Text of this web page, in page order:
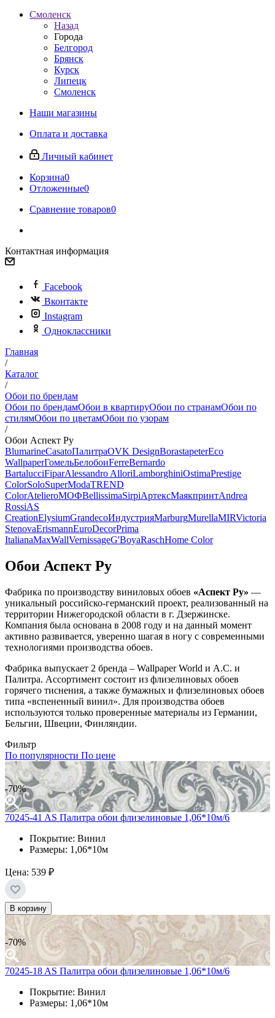
Смоленск
Назад
Города
Белгород
Брянск
Курск
Липецк
Смоленск
Наши магазины
Оплата и доставка
Личный кабинет
Корзина0
Отложенные0
Сравнение товаров0
Контактная информация
Facebook
Вконтакте
Instagram
Одноклассники
Главная
/
Каталог
/
Обои по брендам
Обои по брендамОбои в квартируОбои по странамОбои по
стилямОбои по цветамОбои по узорам
/
Обои Аспект Ру
BlumarineCasatoПалитраOVK DesignBorastapeterEco
WallpaperГомельБелобоиFerreBernardo
BartalucciFiparAlessandro AlloriLamborghiniOstimaPrestige
ColorSoloSuperModaTREND
ColorAtelieroМОФBellissimaSirpiАртексМаякпринтAndrea
RossiAS
CreationElysiumGrandecoИндустрияMarburgMurellaMIRVictoria
StenovaErismannEuroDecorPrima
ItalianaMaxWallVernissageG'BoyaRaschHome Color
Обои Аспект Ру
Фабрика по производству виниловых обоев «Аспект Ру» —
уникальный российско-германский проект, реализованный на
территории Нижегородской области в г. Дзержинске.
Компания была основана в 2008 году и на данный момент
активно развивается, уверенно шагая в ногу с современными
технологиями производства обоев.
Фабрика выпускает 2 бренда – Wallpaper World и А.С. и
Палитра. Ассортимент состоит из флизелиновых обоев
горячего тиснения, а также бумажных и флизелиновых обоев
типа «вспененный винил». Для производства обоев
используются только проверенные материалы из Германии,
Бельгии, Швеции, Финляндии.
Фильтр
По популярности По цене
-70%
70245-41 AS Палитра обои флизелиновые 1,06*10м/6
Покрытие: Винил
Размеры: 1,06*10м
Цена: 539 ₽
В корзину
-70%
70245-18 AS Палитра обои флизелиновые 1,06*10м/6
Покрытие: Винил
Размеры: 1,06*10м